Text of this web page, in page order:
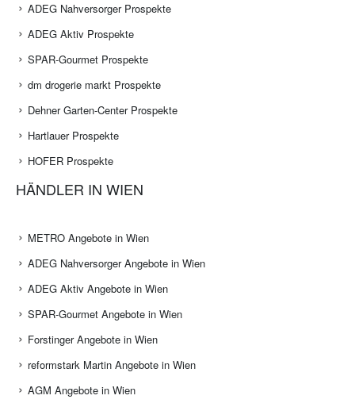
ADEG Nahversorger Prospekte
ADEG Aktiv Prospekte
SPAR-Gourmet Prospekte
dm drogerie markt Prospekte
Dehner Garten-Center Prospekte
Hartlauer Prospekte
HOFER Prospekte
HÄNDLER IN WIEN
METRO Angebote in Wien
ADEG Nahversorger Angebote in Wien
ADEG Aktiv Angebote in Wien
SPAR-Gourmet Angebote in Wien
Forstinger Angebote in Wien
reformstark Martin Angebote in Wien
AGM Angebote in Wien